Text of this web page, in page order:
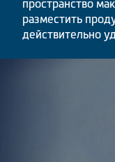
пространство
разместить
действительно